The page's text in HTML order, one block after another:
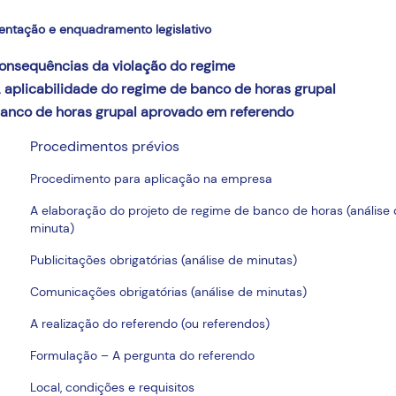
e enquadramento legislativo
da violação do regime
aplicabilidade do regime de banco de horas grupal
de horas grupal aprovado em referendo
Procedimentos prévios
Procedimento para aplicação na empresa
A elaboração do projeto de regime de banco de horas (análise
minuta)
Publicitações obrigatórias (análise de minutas)
Comunicações obrigatórias (análise de minutas)
A realização do referendo (ou referendos)
Formulação – A pergunta do referendo
Local, condições e requisitos